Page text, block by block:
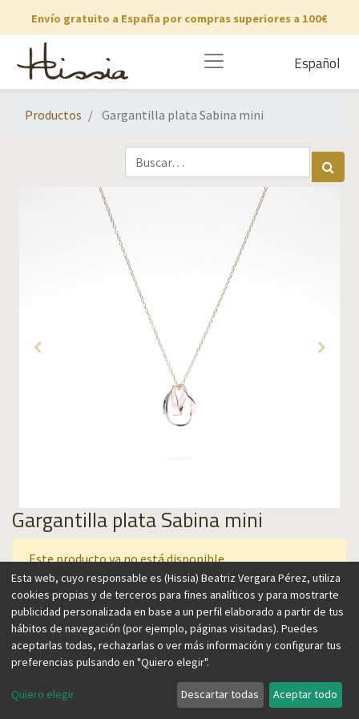
Envío gratuito a España por compras superiores a 100€
Español
Productos Gargantilla plata Sabina mini
Gargantilla plata Sabina mini
Este producto ya no está disponible.
Esta colección está inspirada en el árbol de la sabina, uno de
los más resistentes. Se caracteriza por su forma retorcida,
modelada por el viento, que adquiere esta forma única en la
isla canaria de El Hierro. Esta inspiración da lugar a formas
orgánicas y atemporales, fáciles de llevar en cualquier
ocasión. Está realizado con dos aros irregulares
Esta web, cuyo responsable es (Hissia) Beatriz Vergara Pérez, utiliza
cookies propias y de terceros para fines analíticos y para mostrarte
publicidad personalizada en base a un perfil elaborado a partir de tus
hábitos de navegación (por ejemplo, páginas visitadas). Puedes
aceptarlas todas, rechazarlas o ver más información y configurar tus
preferencias pulsando en "Quiero elegir".
Quiero elegir Descartar todas Aceptar todo